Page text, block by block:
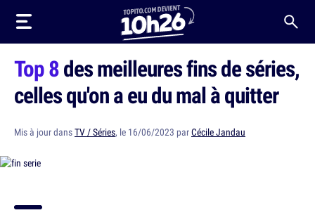
Top 8des meilleures fins de séries,
celles qu'on a eu du mal à quitter
Mis à jour dansTV / Séries, le 16/06/2023 parCécile Jandau